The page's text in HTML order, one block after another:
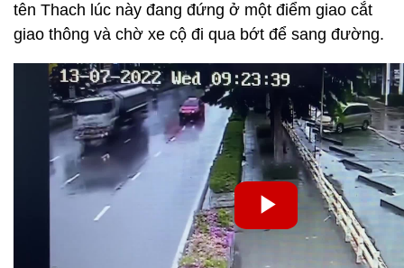
tên Thach lúc này đang đứng ở một điểm giao cắt
giao thông và chờ xe cộ đi qua bớt để sang đường.